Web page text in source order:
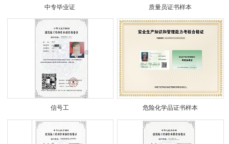
中专毕业证 质量员证书样本
信号工 危险化学品证书样本